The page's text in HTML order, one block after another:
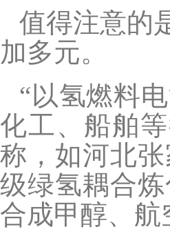
值得注意的
加多元。
“以氢燃料
化工、船舶
称，如河北
级绿氢耦合
合成甲醇、